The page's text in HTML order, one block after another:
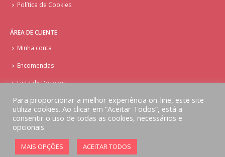
Política de Cookies
ÁREA DE CLIENTE
Minha conta
Encomendas
Lista de Desejos
© Copyright - Doces Tentações - Cake Design
Implementado por AlbergueDigital.com
Para proporcionar a melhor experiência on-line, este site
utiliza cookies. Ao clicar em “Aceitar Todos”, está a
consentir o uso de todas as cookies, necessários e
opcionais.
MAIS OPÇÕES ACEITAR TODOS